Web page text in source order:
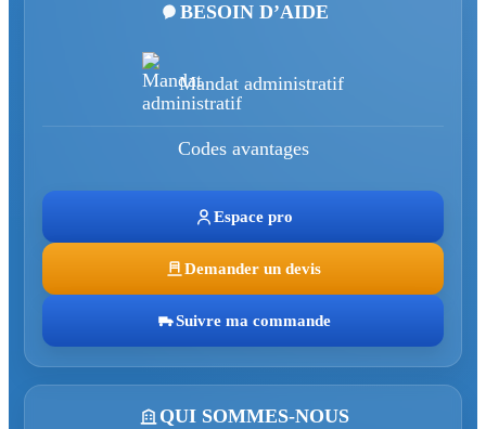
BESOIN D’AIDE
Mandat administratif
Codes avantages
Espace pro
Demander un devis
Suivre ma commande
QUI SOMMES-NOUS